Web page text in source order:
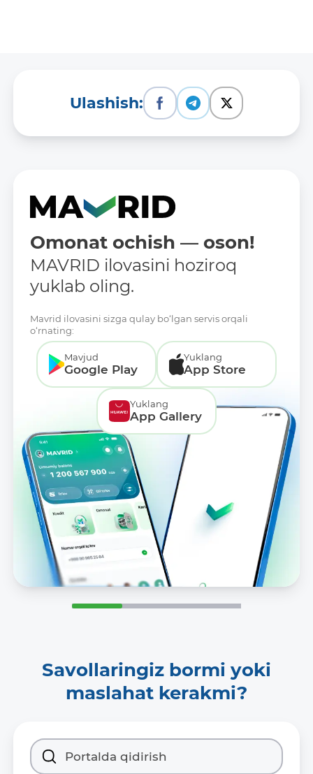
Ulashish:
Omonat ochish — oson!
MAVRID ilovasini hoziroq
yuklab oling.
Mavrid ilovasini sizga qulay bo‘lgan servis orqali
o‘rnating:
Mavjud
Google Play
Yuklang
App Store
Yuklang
App Gallery
Savollaringiz bormi yoki
maslahat kerakmi?